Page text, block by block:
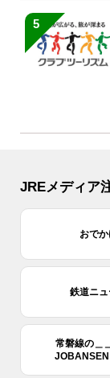
5
JREメディア
おでか
鉄道ニュ
常磐線の＿